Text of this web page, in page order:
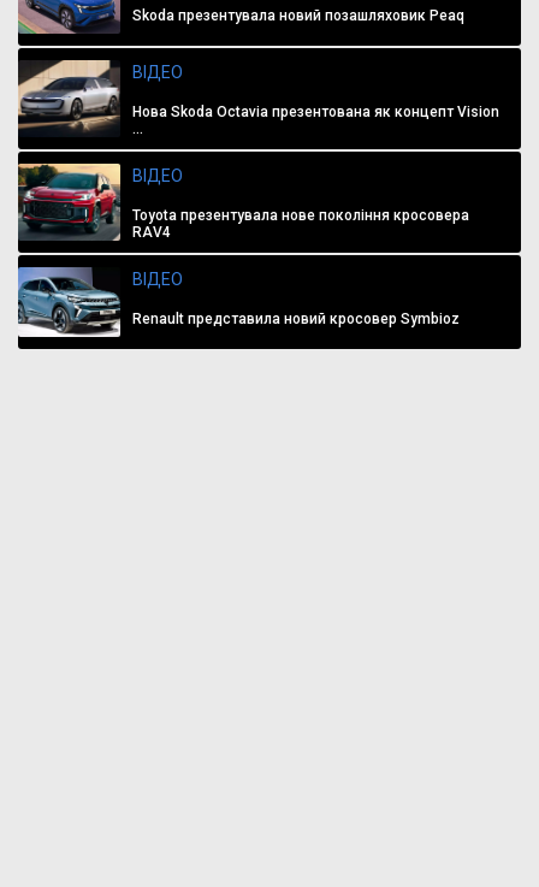
Skoda презентувала новий позашляховик Peaq
ВІДЕО
Нова Skoda Octavia презентована як концепт Vision
...
ВІДЕО
Toyota презентувала нове покоління кросовера
RAV4
ВІДЕО
Renault представила новий кросовер Symbioz